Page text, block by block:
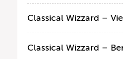
Classical Wizzard –
Classical Wizzard –